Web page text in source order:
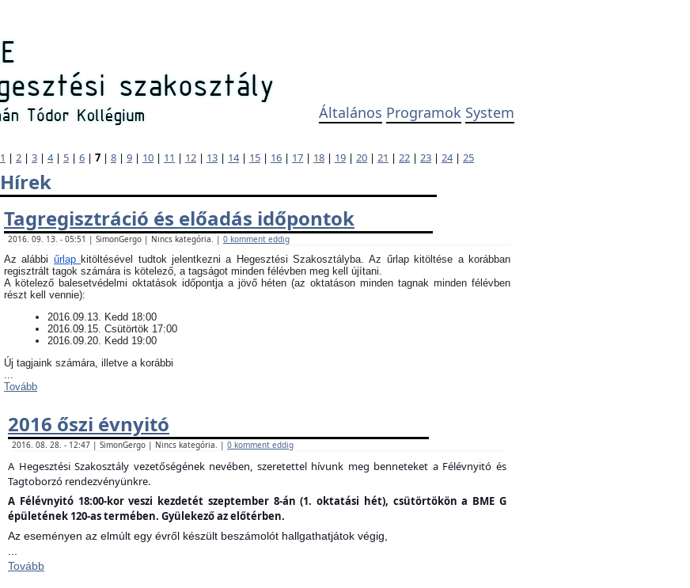
Általános Programok System
1 | 2 | 3 | 4| 5 | 6 | 7 | 8 | 9 | 10 | 11 | 12 | 13 | 14| 15 | 16 | 17 | 18 | 19 | 20 | 21 | 22 | 23 | 24| 25
Hírek
Tagregisztráció és előadás időpontok
2016. 09. 13. - 05:51 | SimonGergo | Nincs kategória. | 0 komment eddig
Az alábbi űrlap kitöltésével tudtok jelentkezni a Hegesztési Szakosztályba. Az űrlap kitöltése a korábban
regisztrált tagok számára is kötelező, a tagságot minden félévben meg kell újítani.
​A kötelező balesetvédelmi oktatások időpontja a jövő héten (az oktatáson minden tagnak minden félévben
részt kell vennie):
​2016.09.13. Kedd 18:00
2016.09.15. Csütörtök 17:00
2016.09.20. Kedd 19:00
Új tagjaink számára, illetve a korábbi
...
Tovább
2016 őszi évnyitó
2016. 08. 28. - 12:47 | SimonGergo | Nincs kategória. | 0 komment eddig
A Hegesztési Szakosztály vezetőségének nevében, szeretettel hívunk meg benneteket a Félévnyitó és
Tagtoborzó rendezvényünkre.
A Félévnyitó 18:00-kor veszi kezdetét szeptember 8-án (1. oktatási hét), csütörtökön a BME G
épületének 120-as termében. Gyülekező az előtérben.
Az eseményen az elmúlt egy évről készült beszámolót hallgathatjátok végig,
Tovább